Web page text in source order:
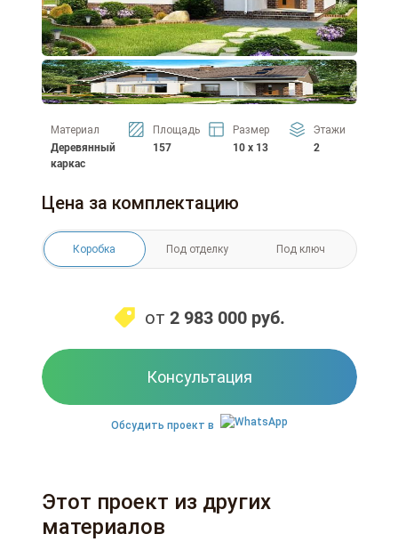
Материал
Деревянный
каркас
Площадь
157
Размер
10 x 13
Этажи
2
Цена за комплектацию
Коробка Под отделку Под ключ
от 2 983 000 руб.
Консультация
Обсудить проект в
Этот проект из других
материалов